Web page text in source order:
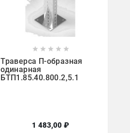
    
Траверса П-образная
одинарная
БТП1.85.40.800.2,5.1
1 483,00 ₽